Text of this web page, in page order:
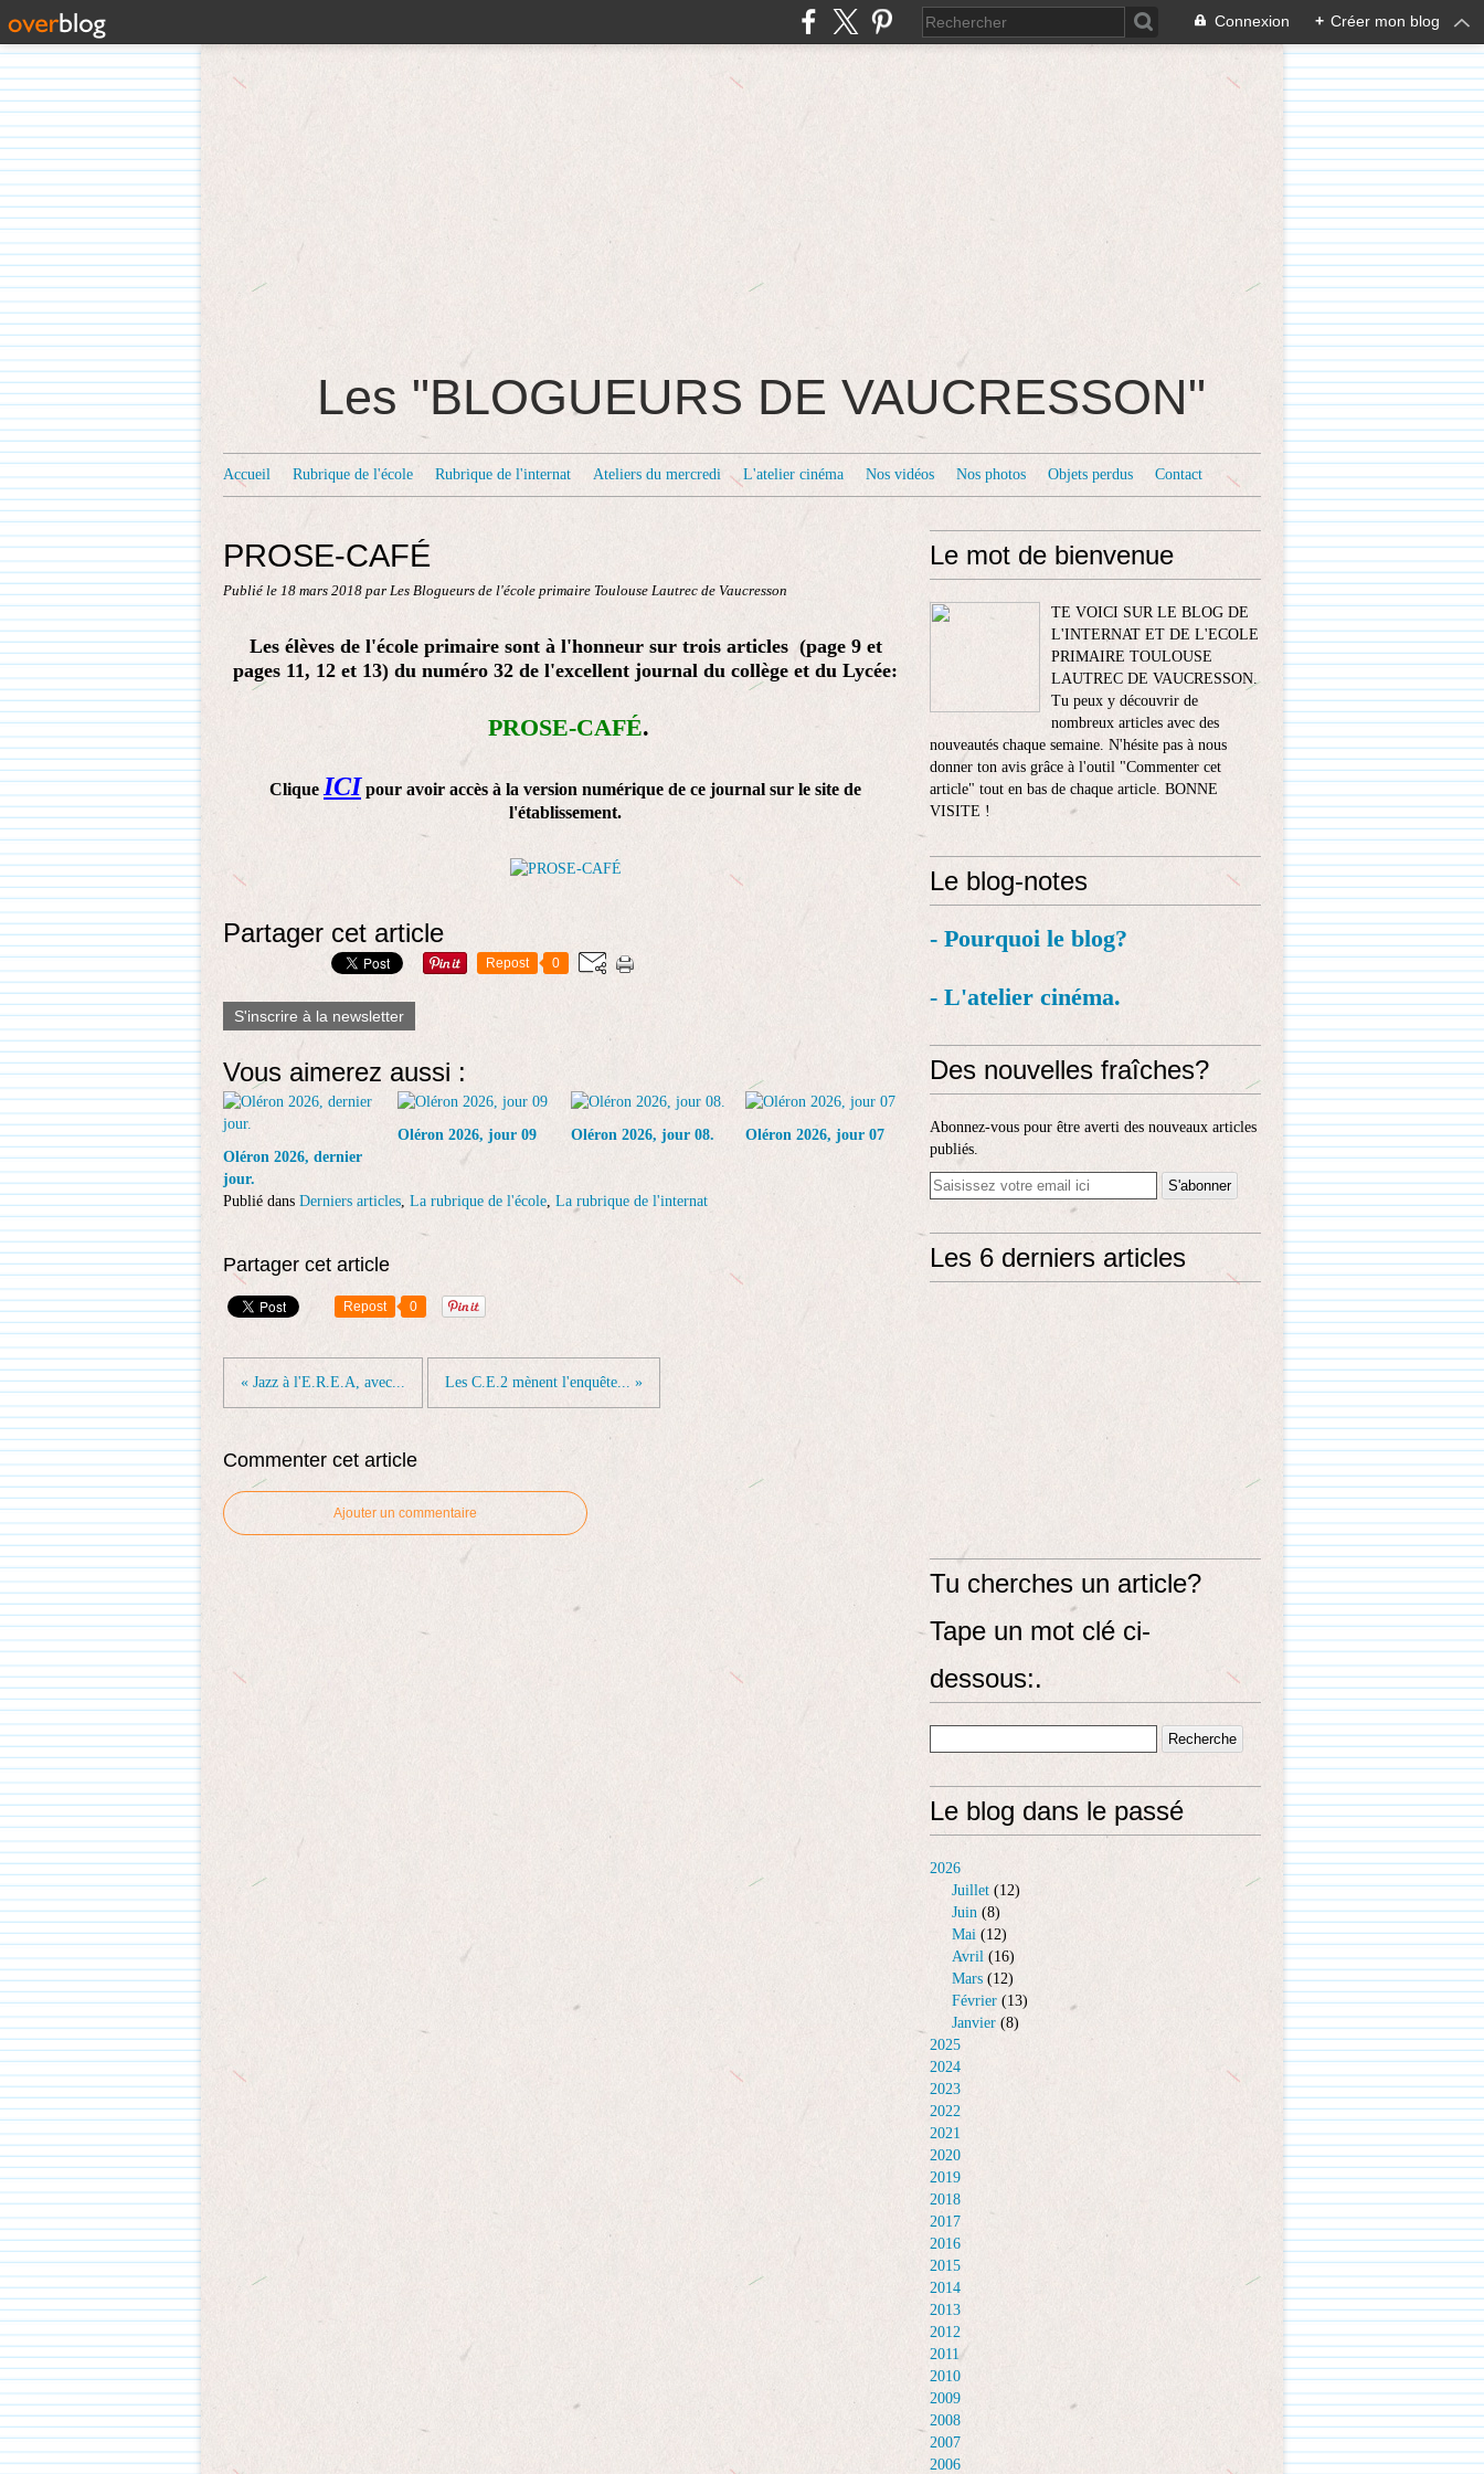
Connexion + Créer mon blog
Les "BLOGUEURS DE VAUCRESSON"
Accueil Rubrique de l'école Rubrique de l'internat Ateliers du mercredi L'atelier cinéma Nos vidéos Nos photos Objets perdus Contact
PROSE-CAFÉ
Publié le 18 mars 2018 par Les Blogueurs de l'école primaire Toulouse Lautrec de Vaucresson
Les élèves de l'école primaire sont à l'honneur sur trois articles (page 9 et
pages 11, 12 et 13) du numéro 32 de l'excellent journal du collège et du Lycée:
PROSE-CAFÉ.
Clique ICI pour avoir accès à la version numérique de ce journal sur le site de
l'établissement.
Partager cet article
Repost 0
S'inscrire à la newsletter
Vous aimerez aussi :
Oléron 2026, dernier
jour.
Oléron 2026, jour 09 Oléron 2026, jour 08. Oléron 2026, jour 07
Publié dans Derniers articles, La rubrique de l'école, La rubrique de l'internat
Partager cet article
Repost 0
« Jazz à l'E.R.E.A, avec... Les C.E.2 mènent l'enquête... »
Commenter cet article
Ajouter un commentaire
Le mot de bienvenue
TE VOICI SUR LE BLOG DE
L'INTERNAT ET DE L'ECOLE
PRIMAIRE TOULOUSE
LAUTREC DE VAUCRESSON.
Tu peux y découvrir de
nombreux articles avec des
nouveautés chaque semaine. N'hésite pas à nous
donner ton avis grâce à l'outil "Commenter cet
article" tout en bas de chaque article. BONNE
VISITE !
Le blog-notes
- Pourquoi le blog?
- L'atelier cinéma.
Des nouvelles fraîches?
Abonnez-vous pour être averti des nouveaux articles
publiés.
Les 6 derniers articles
Tu cherches un article?
Tape un mot clé ci-
dessous:.
Le blog dans le passé
2026
Juillet (12)
Juin (8)
Mai (12)
Avril (16)
Mars (12)
Février (13)
Janvier (8)
2025
2024
2023
2022
2021
2020
2019
2018
2017
2016
2015
2014
2013
2012
2011
2010
2009
2008
2007
2006